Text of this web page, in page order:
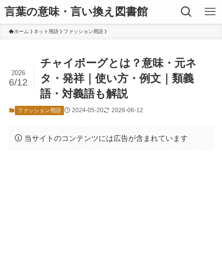
言葉の意味・言い換え図書館
ホーム ネット用語 ファッション用語
チャイボーグとは？意味・元ネ
タ・発祥｜使い方・例文｜類義
語・対義語も解説
2026
6/12
ファッション用語 2024-05-20 2026-06-12
当サイトのコンテンツには広告が含まれています